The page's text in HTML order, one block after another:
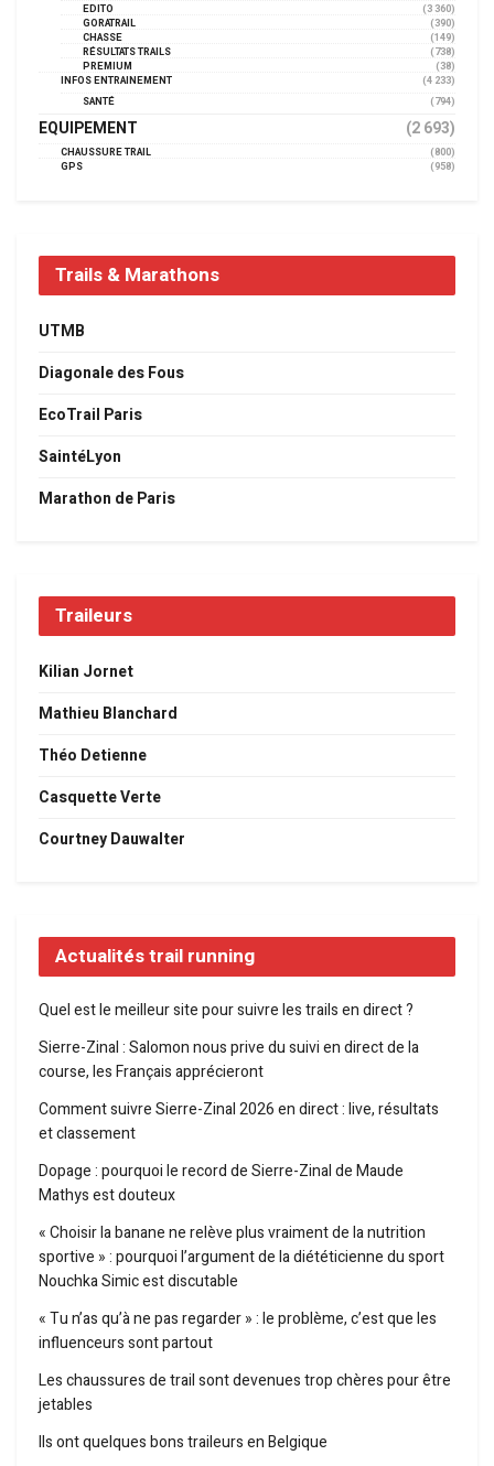
EDITO
(3 360)
GORATRAIL
(390)
CHASSE
(149)
RÉSULTATS TRAILS
(738)
PREMIUM
(38)
INFOS ENTRAINEMENT
(4 233)
SANTÉ
(794)
EQUIPEMENT (2 693)
CHAUSSURE TRAIL
(800)
GPS
(958)
Trails & Marathons
UTMB
Diagonale des Fous
EcoTrail Paris
SaintéLyon
Marathon de Paris
Traileurs
Kilian Jornet
Mathieu Blanchard
Théo Detienne
Casquette Verte
Courtney Dauwalter
Actualités trail running
Quel est le meilleur site pour suivre les trails en direct ?
Sierre-Zinal : Salomon nous prive du suivi en direct de la
course, les Français apprécieront
Comment suivre Sierre-Zinal 2026 en direct : live, résultats
et classement
Dopage : pourquoi le record de Sierre-Zinal de Maude
Mathys est douteux
« Choisir la banane ne relève plus vraiment de la nutrition
sportive » : pourquoi l’argument de la diététicienne du sport
Nouchka Simic est discutable
« Tu n’as qu’à ne pas regarder » : le problème, c’est que les
influenceurs sont partout
Les chaussures de trail sont devenues trop chères pour être
jetables
Ils ont quelques bons traileurs en Belgique